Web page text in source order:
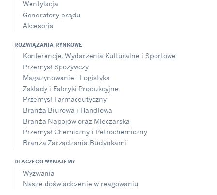
Wentylacja
Generatory prądu
Akcesoria
ROZWIĄZANIA RYNKOWE
Konferencje, Wydarzenia Kulturalne i Sportowe
Przemysł Spożywczy
Magazynowanie i Logistyka
Zakłady i Fabryki Produkcyjne
Przemysł Farmaceutyczny
Branża Biurowa i Handlowa
Branża Napojów oraz Mleczarska
Przemysł Chemiczny i Petrochemiczny
Branża Zarządzania Budynkami
DLACZEGO WYNAJEM?
Wyzwania
Nasze doświadczenie w reagowaniu